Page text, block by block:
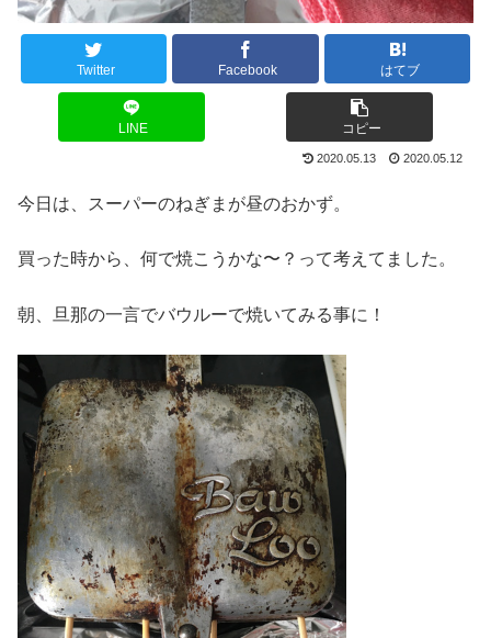
Twitter Facebook はてブ
LINE コピー
2020.05.13 2020.05.12
今日は、スーパーのねぎまが昼のおかず。
買った時から、何で焼こうかな〜？って考えてました。
朝、旦那の一言でバウルーで焼いてみる事に！